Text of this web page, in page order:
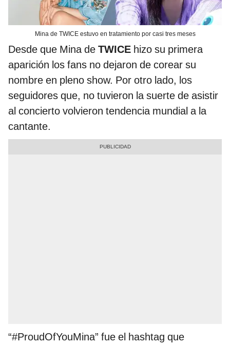
Mina de TWICE estuvo en tratamiento por casi tres meses
Desde que Mina de TWICE hizo su primera
aparición los fans no dejaron de corear su
nombre en pleno show. Por otro lado, los
seguidores que, no tuvieron la suerte de asistir
al concierto volvieron tendencia mundial a la
cantante.
“#ProudOfYouMina” fue el hashtag que